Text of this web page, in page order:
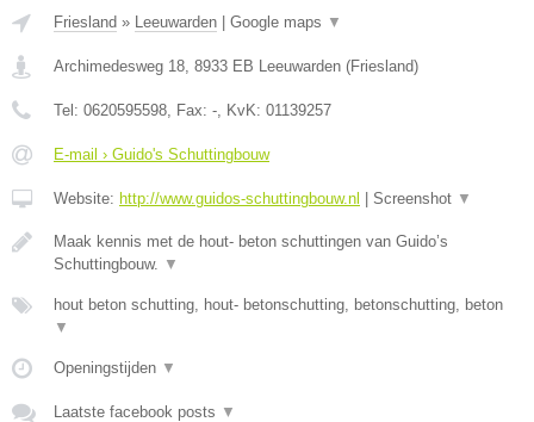
Friesland » Leeuwarden Google maps ▼
Archimedesweg 18, 8933 EB Leeuwarden (Friesland)
Tel: 0620595598, Fax: -, KvK: 01139257
E-mail › Guido's Schuttingbouw
Website: http://www.guidos-schuttingbouw.nl Screenshot ▼
Maak kennis met de hout- beton schuttingen van Guido’s
Schuttingbouw. ▼
hout beton schutting, hout- betonschutting, betonschutting, beton
▼
Openingstijden ▼
Laatste facebook posts ▼